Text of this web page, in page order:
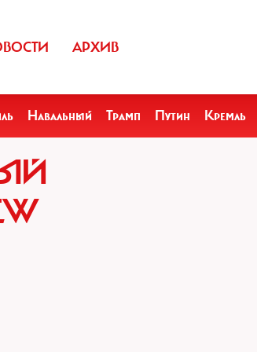
АРХИВ
Навальный Трамп Путин Кремль